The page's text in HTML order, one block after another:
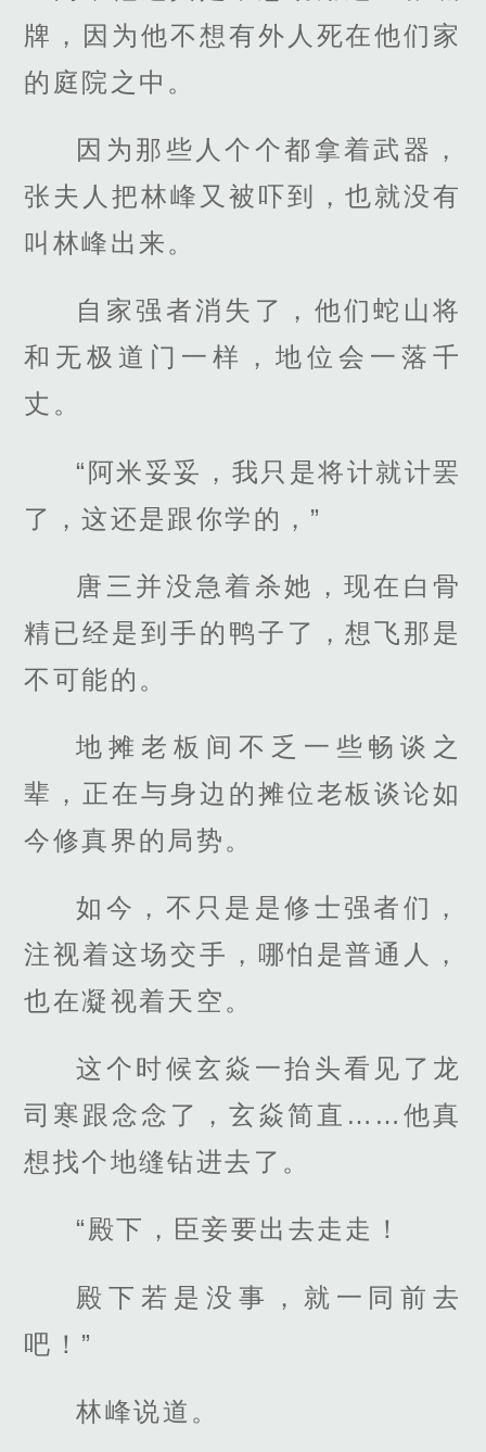
牌，因为他不想有外人死在他们家
的庭院之中。
因为那些人个个都拿着武器，
张夫人把林峰又被吓到，也就没有
叫林峰出来。
自家强者消失了，他们蛇山将
和无极道门一样，地位会一落千
丈。
“阿米妥妥，我只是将计就计罢
了，这还是跟你学的，”
唐三并没急着杀她，现在白骨
精已经是到手的鸭子了，想飞那是
不可能的。
地摊老板间不乏一些畅谈之
辈，正在与身边的摊位老板谈论如
今修真界的局势。
如今，不只是是修士强者们，
注视着这场交手，哪怕是普通人，
也在凝视着天空。
这个时候玄焱一抬头看见了龙
司寒跟念念了，玄焱简直……他真
想找个地缝钻进去了。
“殿下，臣妾要出去走走！
殿下若是没事，就一同前去
吧！”
林峰说道。